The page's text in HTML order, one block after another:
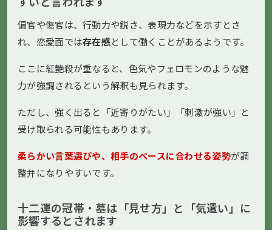
偏官や傷官は、行動力や鋭さ、表現力などを示すとさ
れ、恋愛面では存在感として働くことがあるようです。
ここに紅艶殺が重なると、色気やフェロモンのような魅
力が強調されるという解釈も見られます。
ただし、強く出ると「近寄りがたい」「刺激が強い」と
受け取られる可能性もあります。
柔らかい言葉選びや、相手のペースに合わせる姿勢が調
整弁になりやすいです。
十二運の冠帯・墓は「見せ方」と「気遣い」に
影響するとされます